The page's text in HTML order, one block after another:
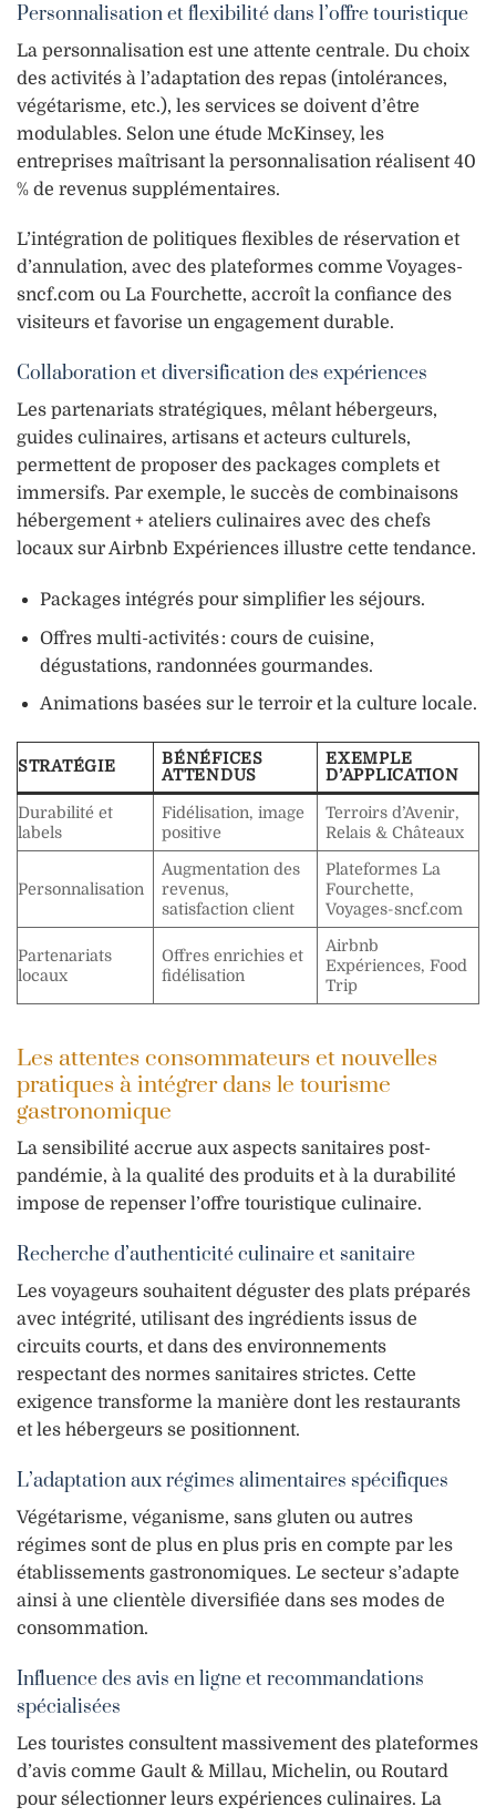
Personnalisation et flexibilité dans l’offre touristique
La personnalisation est une attente centrale. Du choix
des activités à l’adaptation des repas (intolérances,
végétarisme, etc.), les services se doivent d’être
modulables. Selon une étude McKinsey, les
entreprises maîtrisant la personnalisation réalisent 40
% de revenus supplémentaires.
L’intégration de politiques flexibles de réservation et
d’annulation, avec des plateformes comme Voyages-
sncf.com ou La Fourchette, accroît la confiance des
visiteurs et favorise un engagement durable.
Collaboration et diversification des expériences
Les partenariats stratégiques, mêlant hébergeurs,
guides culinaires, artisans et acteurs culturels,
permettent de proposer des packages complets et
immersifs. Par exemple, le succès de combinaisons
hébergement + ateliers culinaires avec des chefs
locaux sur Airbnb Expériences illustre cette tendance.
Packages intégrés pour simplifier les séjours.
Offres multi-activités : cours de cuisine,
dégustations, randonnées gourmandes.
Animations basées sur le terroir et la culture locale.
STRATÉGIE
BÉNÉFICES
ATTENDUS
EXEMPLE
D’APPLICATION
Durabilité et
labels
Fidélisation, image
positive
Terroirs d’Avenir,
Relais & Châteaux
Personnalisation
Augmentation des
revenus,
satisfaction client
Plateformes La
Fourchette,
Voyages-sncf.com
Partenariats
locaux
Offres enrichies et
fidélisation
Airbnb
Expériences, Food
Trip
Les attentes consommateurs et nouvelles
pratiques à intégrer dans le tourisme
gastronomique
La sensibilité accrue aux aspects sanitaires post-
pandémie, à la qualité des produits et à la durabilité
impose de repenser l’offre touristique culinaire.
Recherche d’authenticité culinaire et sanitaire
Les voyageurs souhaitent déguster des plats préparés
avec intégrité, utilisant des ingrédients issus de
circuits courts, et dans des environnements
respectant des normes sanitaires strictes. Cette
exigence transforme la manière dont les restaurants
et les hébergeurs se positionnent.
L’adaptation aux régimes alimentaires spécifiques
Végétarisme, véganisme, sans gluten ou autres
régimes sont de plus en plus pris en compte par les
établissements gastronomiques. Le secteur s’adapte
ainsi à une clientèle diversifiée dans ses modes de
consommation.
Influence des avis en ligne et recommandations
spécialisées
Les touristes consultent massivement des plateformes
d’avis comme Gault & Millau, Michelin, ou Routard
pour sélectionner leurs expériences culinaires. La